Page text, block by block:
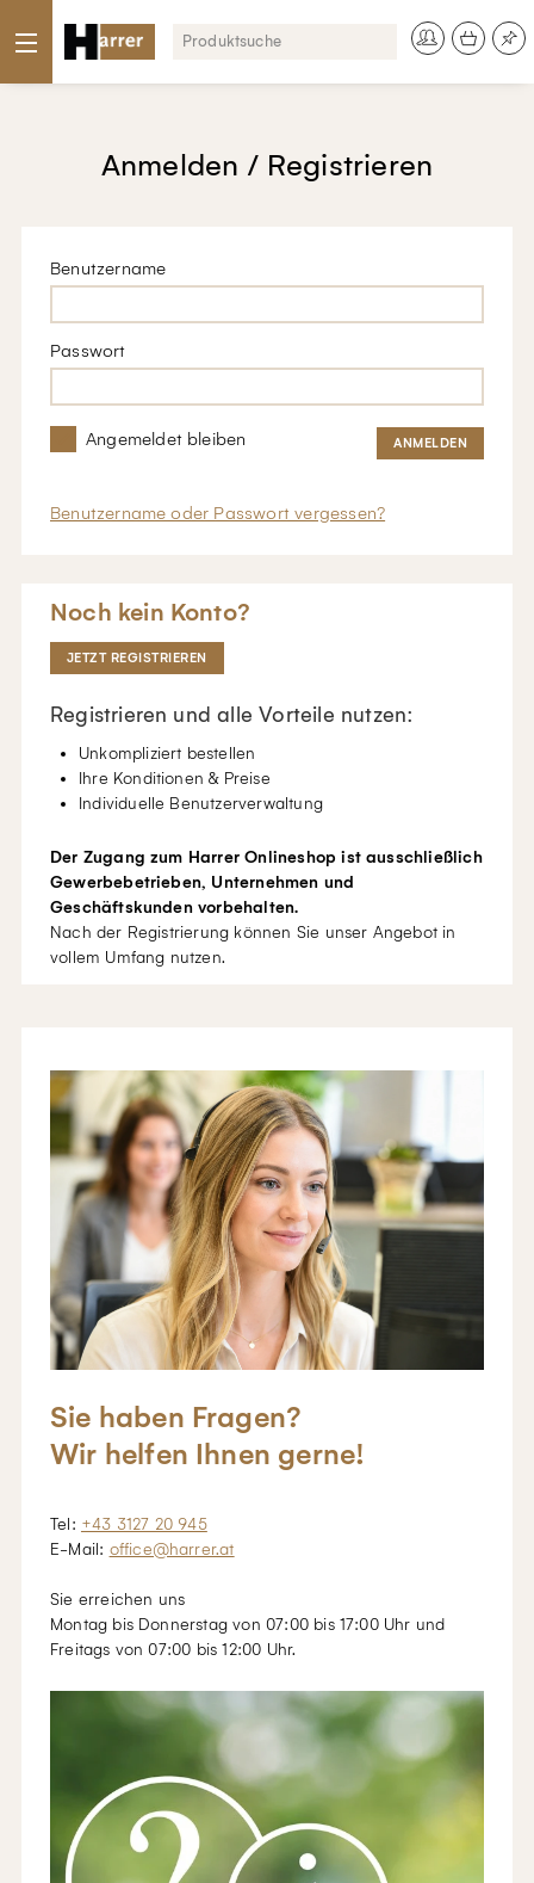
Anmelden / Registrieren
Benutzername
Passwort
Angemeldet bleiben
Benutzername oder Passwort vergessen?
Noch kein Konto?
JETZT REGISTRIEREN
Registrieren und alle Vorteile nutzen:
Unkompliziert bestellen
Ihre Konditionen & Preise
Individuelle Benutzerverwaltung
Der Zugang zum Harrer Onlineshop ist ausschließlich
Gewerbebetrieben, Unternehmen und
Geschäftskunden vorbehalten.
Nach der Registrierung können Sie unser Angebot in
vollem Umfang nutzen.
Sie haben Fragen?
Wir helfen Ihnen gerne!
Tel: +43 3127 20 945
E-Mail: office@harrer.at
Sie erreichen uns
Montag bis Donnerstag von 07:00 bis 17:00 Uhr und
Freitags von 07:00 bis 12:00 Uhr.